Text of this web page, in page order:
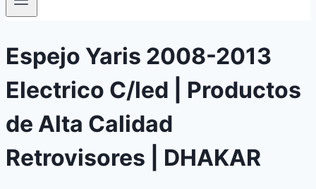
Espejo Yaris 2008-2013
Electrico C/led | Productos
de Alta Calidad
Retrovisores | DHAKAR